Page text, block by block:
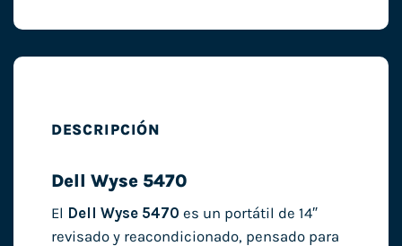
DESCRIPCIÓN
Dell Wyse 5470
El Dell Wyse 5470 es un portátil de 14″
revisado y reacondicionado, pensado para